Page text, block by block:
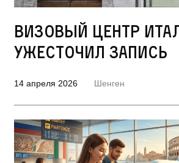
Визовый центр
ужесточил запись
14 апреля 2026 Шенген